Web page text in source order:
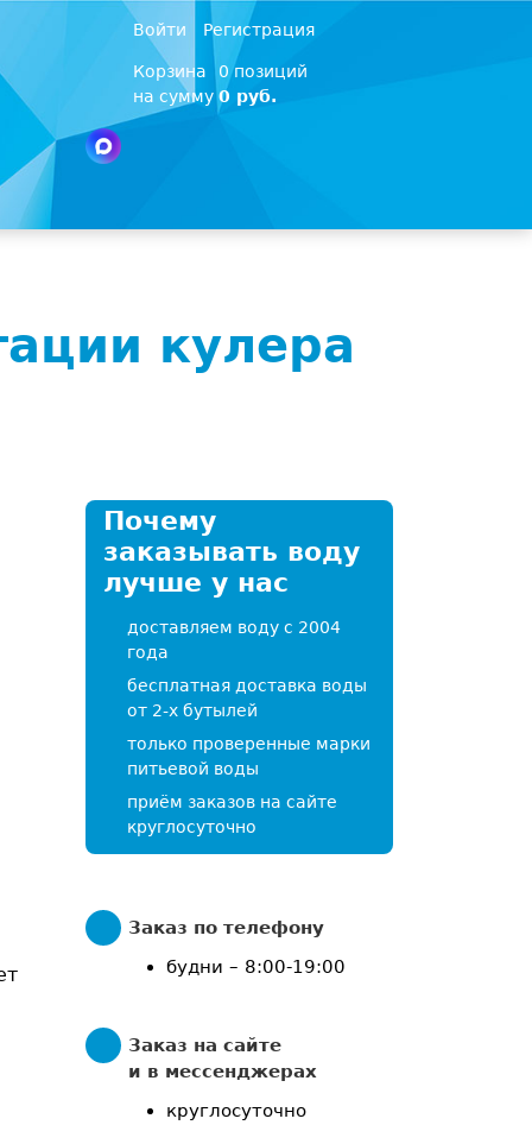
Войти Регистрация
Корзина
0 позиций
на сумму 0 руб.
кулера
Почему
заказывать воду
лучше у нас
доставляем воду с 2004
года
бесплатная доставка воды
от 2-х бутылей
только проверенные марки
питьевой воды
приём заказов на сайте
круглосуточно
Заказ по телефону
будни – 8:00-19:00
Заказ на сайте
и в мессенджерах
круглосуточно